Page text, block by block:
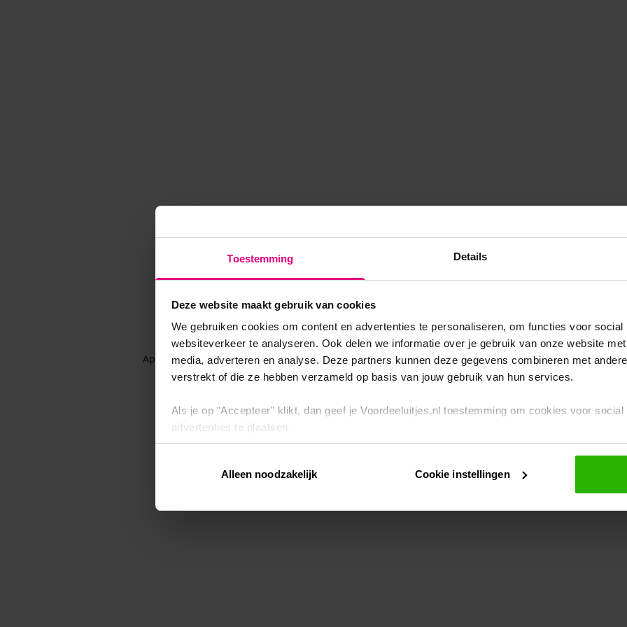
Toestemming Details
Deze website maakt gebruik van cookies
We gebruiken cookies om content en advertenties te personaliseren, om functies voor
websiteverkeer te analyseren. Ook delen we informatie over je gebruik van onze website
media, adverteren en analyse. Deze partners kunnen deze gegevens combineren met
verstrekt of die ze hebben verzameld op basis van jouw gebruik van hun services.
Als je op "Accepteer" klikt, dan geef je Voordeeluitjes.nl toestemming om cookies voor
advertenties te plaatsen.
Via "Cookie instellingen" kun je ook zelf instellen welke cookies worden geplaatst. Je kunt je
intrekken op onscookiebeleid.
Alleen noodzakelijk Cookie instellingen
Application error: a client-side exception has occurred while loadingwww.voordeeluitjes.nl (see the